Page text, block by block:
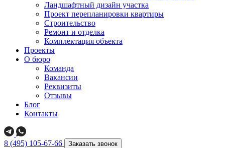
Ландшафтный дизайн участка
Проект перепланировки квартиры
Строительство
Ремонт и отделка
Комплектация объекта
Проекты
О бюро
Команда
Вакансии
Реквизиты
Отзывы
Блог
Контакты
8 (495) 105-67-66 Заказать звонок